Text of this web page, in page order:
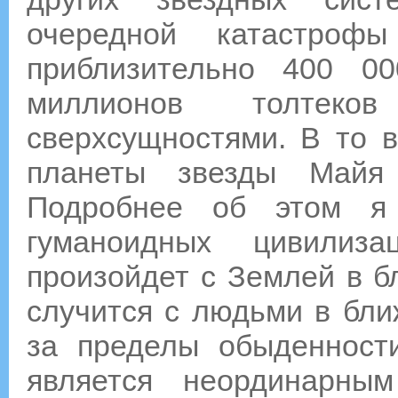
очередной
приблизительно 400
миллионов
сверхсущностями. В то
планеты звезды
Подробнее об этом я
гуманоидных
произойдет с Землей в
случится с людьми в
за пределы
является